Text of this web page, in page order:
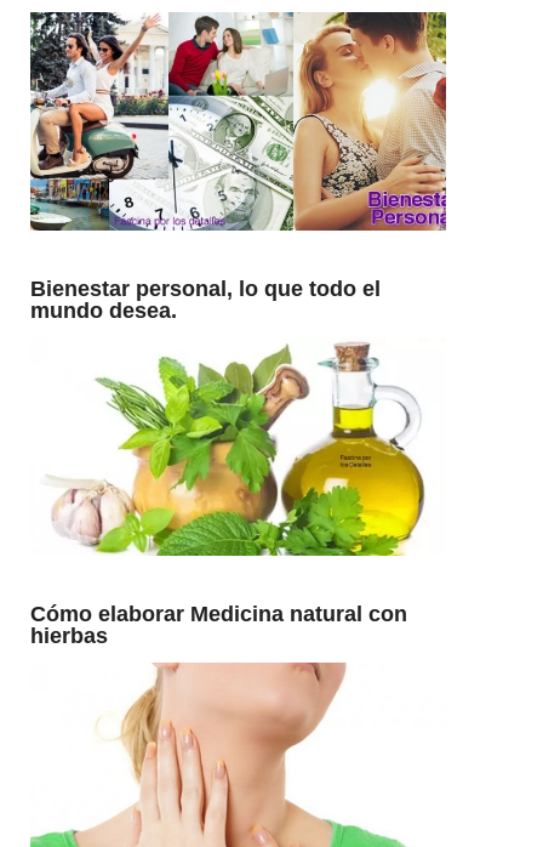
Bienestar personal, lo que todo el
mundo desea.
Cómo elaborar Medicina natural con
hierbas